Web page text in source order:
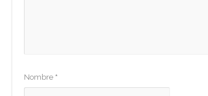
Nombre *